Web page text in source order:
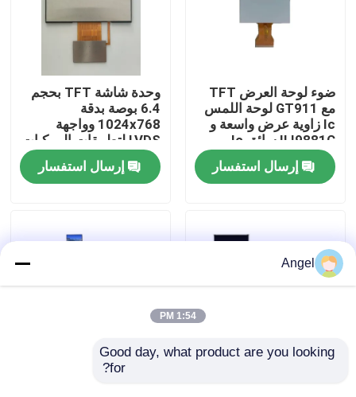
أشرطة فيديو
عرض الواقع الافتراضي
معلومات عنا
جولة في المعمل
رقابة جودة
اتصل بنا
ضوء لوحة العرض TFT
مع GT911 لوحة اللمس
Ic زاوية عرض واسعة و
ILI9881C سائق Ic
إرسال استفسار
وحدة شاشة TFT بحجم
6.4 بوصة بدقة
1024x768 وواجهة
LVDS لتطبيقات المركبات
إرسال استفسار
Angel
1:54 PM
Good day, what product are you looking
for?